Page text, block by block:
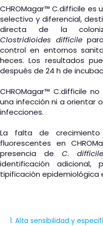
CHROMagar™ C.difficile es
selectivo y diferencial,
directa de la
Clostridioides difficile
control en entornos
heces. Los resultados
después de 24 h de
CHROMagar™ C.difficile
una infección ni a orientar
infecciones.
La falta de
fluorescentes en
presencia de C. difficile
identificación adicional,
tipificación epidemiológica
1. Alta sensibilidad y